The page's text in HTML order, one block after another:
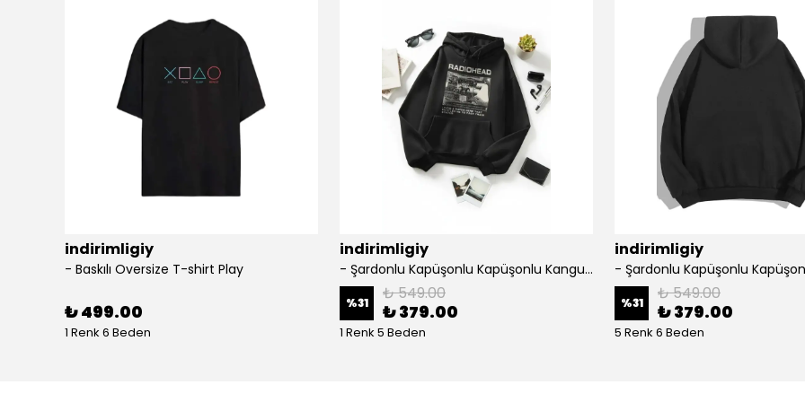
indirimligiy
- Baskılı Oversize T-shirt Play
₺ 499.00
1 Renk 6 Beden
indirimligiy
- Şardonlu Kapüşonlu Kapüşonlu Kanguru Cep Oversize Lastik Paça Sweatshirt Takimi
%31 ₺ 549.00
₺ 379.00
1 Renk 5 Beden
indirimligiy
%31 ₺ 549.00
₺ 379.00
5 Renk 6 Beden